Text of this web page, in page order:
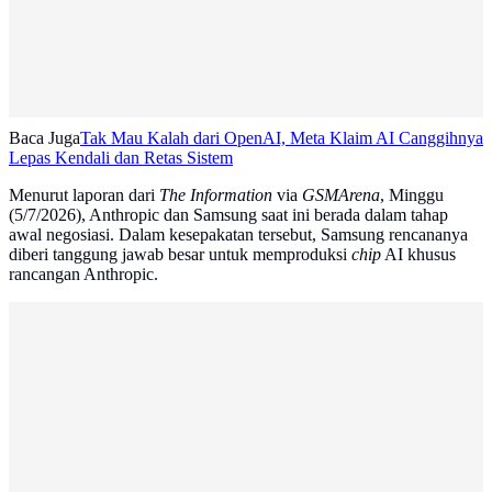
Baca JugaTak Mau Kalah dari OpenAI, Meta Klaim AI Canggihnya
Lepas Kendali dan Retas Sistem
Menurut laporan dari The Information via GSMArena, Minggu
(5/7/2026), Anthropic dan Samsung saat ini berada dalam tahap
awal negosiasi. Dalam kesepakatan tersebut, Samsung rencananya
diberi tanggung jawab besar untuk memproduksi chipAI khusus
rancangan Anthropic.